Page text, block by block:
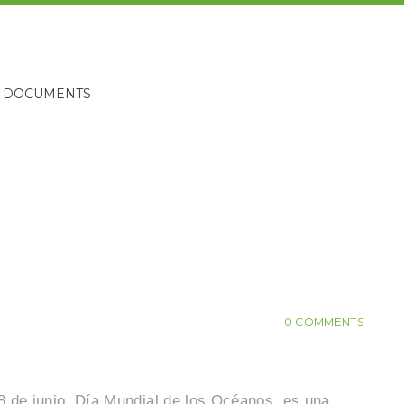
DOCUMENTS
0 COMMENTS